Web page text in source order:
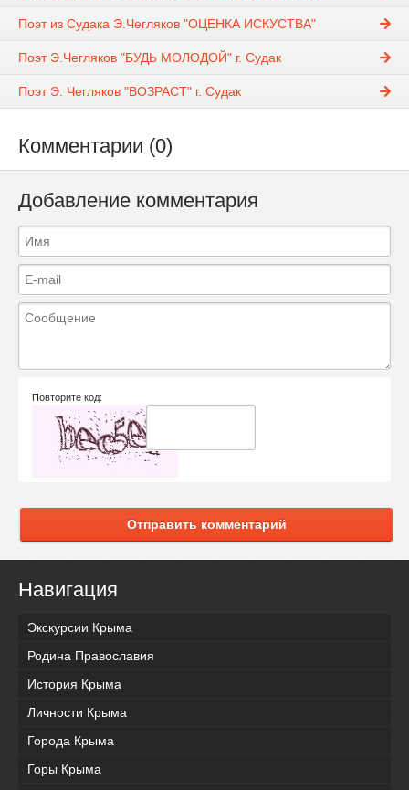
Поэт из Судака Э.Чегляков "ОЦЕНКА ИСКУСТВА"
Поэт Э.Чегляков "БУДЬ МОЛОДОЙ" г. Судак
Поэт Э. Чегляков "ВОЗРАСТ" г. Судак
Комментарии (0)
Добавление комментария
Повторите код:
Отправить комментарий
Навигация
Экскурсии Крыма
Родина Православия
История Крыма
Личности Крыма
Города Крыма
Горы Крыма